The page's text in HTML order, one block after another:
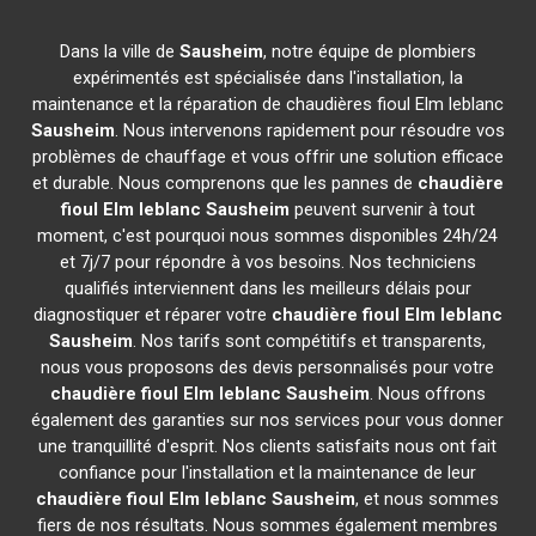
Dans la ville de Sausheim, notre équipe de plombiers
expérimentés est spécialisée dans l'installation, la
maintenance et la réparation de chaudières fioul Elm leblanc
Sausheim. Nous intervenons rapidement pour résoudre vos
problèmes de chauffage et vous offrir une solution efficace
et durable. Nous comprenons que les pannes de chaudière
fioul Elm leblanc Sausheim peuvent survenir à tout
moment, c'est pourquoi nous sommes disponibles 24h/24
et 7j/7 pour répondre à vos besoins. Nos techniciens
qualifiés interviennent dans les meilleurs délais pour
diagnostiquer et réparer votre chaudière fioul Elm leblanc
Sausheim. Nos tarifs sont compétitifs et transparents,
nous vous proposons des devis personnalisés pour votre
chaudière fioul Elm leblanc Sausheim. Nous offrons
également des garanties sur nos services pour vous donner
une tranquillité d'esprit. Nos clients satisfaits nous ont fait
confiance pour l'installation et la maintenance de leur
chaudière fioul Elm leblanc Sausheim, et nous sommes
fiers de nos résultats. Nous sommes également membres